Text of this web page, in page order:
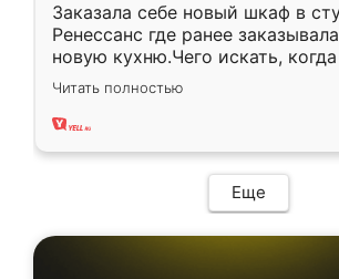
Заказала себе новый шкаф в
Ренессанс где ранее
новую кухню.Чего искать,
вполне довольна. Служит кухня
два года, нареканий нет.
Читать полностью
Еще